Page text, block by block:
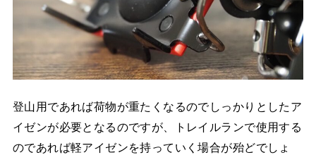
登山用であれば荷物が重たくなるのでしっかりとしたア
イゼンが必要となるのですが、トレイルランで使用する
のであれば軽アイゼンを持っていく場合が殆どでしょ